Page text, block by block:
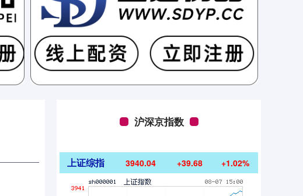
沪深京指数
上证综指 3940.04 +39.68 +1.02%